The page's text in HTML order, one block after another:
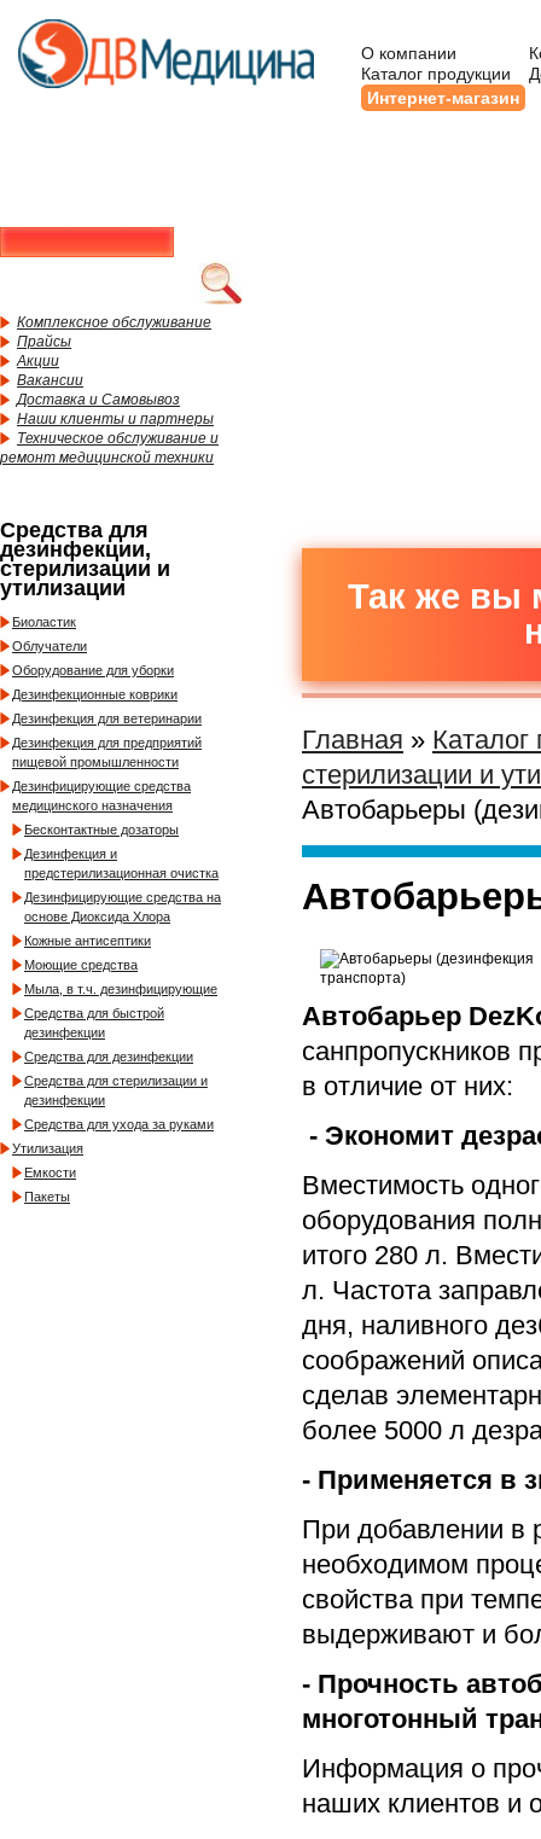
О компании
Каталог продукции
Интернет-магазин
Комплексное обслуживание
Прайсы
Акции
Вакансии
Доставка и Самовывоз
Наши клиенты и партнеры
Техническое обслуживание и
ремонт медицинской техники
Средства для
дезинфекции,
стерилизации и
утилизации
Биоластик
Облучатели
Оборудование для уборки
Дезинфекционные коврики
Дезинфекция для ветеринарии
Дезинфекция для предприятий
пищевой промышленности
Дезинфицирующие средства
медицинского назначения
Бесконтактные дозаторы
Дезинфекция и
предстерилизационная очистка
Дезинфицирующие средства на
основе Диоксида Хлора
Кожные антисептики
Моющие средства
Мыла, в т.ч. дезинфицирующие
Средства для быстрой
дезинфекции
Средства для дезинфекции
Средства для стерилизации и
дезинфекции
Средства для ухода за руками
Утилизация
Емкости
Пакеты
Так же вы
Главная » Каталог
стерилизации и
Автобарьеры
Автобарьер
санпропускников
в отличие от них:
- Экономит
Вместимость
оборудования
итого 280 л.
л. Частота
дня, наливного
соображений
сделав
более 5000 л
- Применяется в
При добавлении в
необходимом
свойства при
выдерживают и
- Прочность
многотонный
Информация о
наших клиентов и